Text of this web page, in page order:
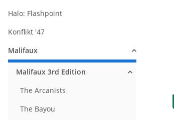
Halo: Flashpoint
Konflikt '47
Malifaux
Malifaux 3rd Edition
The Arcanists
The Bayou